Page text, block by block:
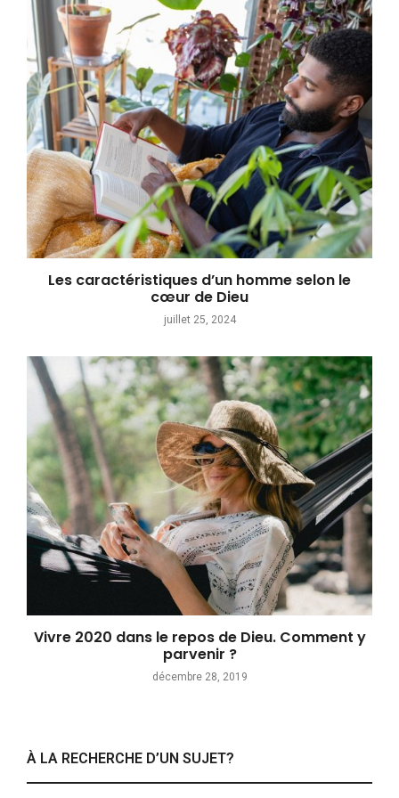
Les caractéristiques d’un homme selon le
cœur de Dieu
juillet 25, 2024
Vivre 2020 dans le repos de Dieu. Comment y
parvenir ?
décembre 28, 2019
À LA RECHERCHE D’UN SUJET?